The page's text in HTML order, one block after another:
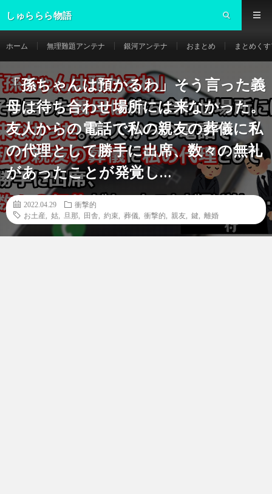
しゅららら物語
ホーム 無理難題アンテナ 銀河アンテナ おまとめ まとめく
「孫ちゃんは預かるわ」そう言った義
母は待ち合わせ場所には来なかった。
友人からの電話で私の親友の葬儀に私
の代理として勝手に出席、数々の無礼
があったことが発覚し…
2022.04.29
衝撃的
お土産
姑 旦那 田舎 約束 葬儀 衝撃的 親友 鍵 離婚